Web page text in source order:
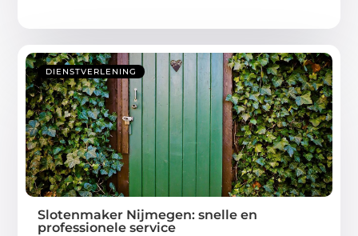
DIENSTVERLENING
Slotenmaker Nijmegen: snelle en
professionele service